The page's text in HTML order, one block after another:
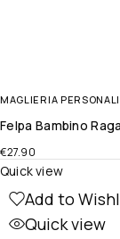
MAGLIERIA
Felpa Bambino
€27.90
Add to
Quick view
Quick view